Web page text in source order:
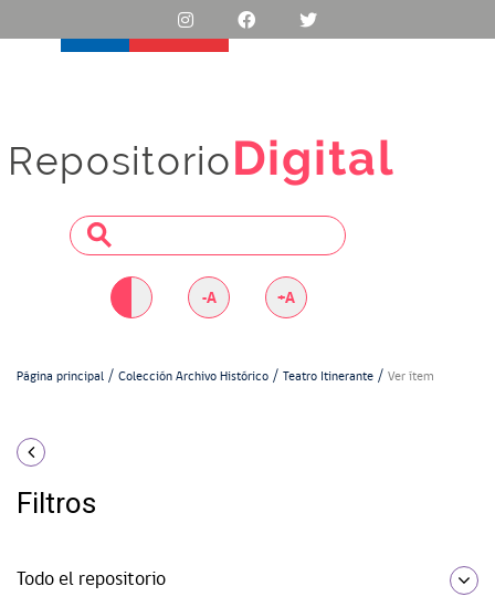
RepositorioDigital
-A +A
Página principal Colección Archivo Histórico Teatro Itinerante Ver ítem
Filtros
Todo el repositorio